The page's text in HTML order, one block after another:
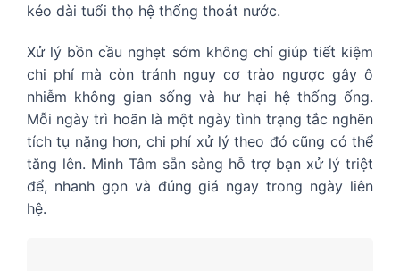
kéo dài tuổi thọ hệ thống thoát nước.
Xử lý bồn cầu nghẹt sớm không chỉ giúp tiết kiệm
chi phí mà còn tránh nguy cơ trào ngược gây ô
nhiễm không gian sống và hư hại hệ thống ống.
Mỗi ngày trì hoãn là một ngày tình trạng tắc nghẽn
tích tụ nặng hơn, chi phí xử lý theo đó cũng có thể
tăng lên. Minh Tâm sẵn sàng hỗ trợ bạn xử lý triệt
để, nhanh gọn và đúng giá ngay trong ngày liên
hệ.